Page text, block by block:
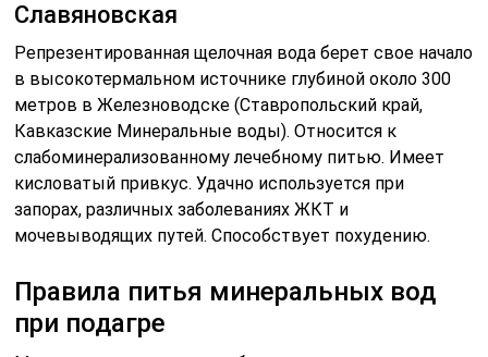
Славяновская
Репрезентированная щелочная вода берет свое начало
в высокотермальном источнике глубиной около 300
метров в Железноводске (Ставропольский край,
Кавказские Минеральные воды). Относится к
слабоминерализованному лечебному питью. Имеет
кисловатый привкус. Удачно используется при
запорах, различных заболеваниях ЖКТ и
мочевыводящих путей. Способствует похудению.
Правила питья минеральных вод
при подагре